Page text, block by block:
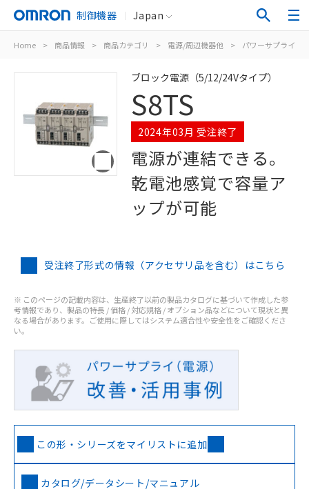
制御機器 Japan
Home > 商品情報 > 商品カテゴリ > 電源/周辺機器他 > パワーサプライ（
ブロック電源（5/12/24Vタイプ）
S8TS
2024年03月 受注終了
電源が連結できる。
乾電池感覚で容量ア
ップが可能
受注終了形式の情報（アクセサリ品を含む）はこちら
※ このページの記載内容は、生産終了以前の製品カタログに基づいて作成した参
考情報であり、製品の特長 / 価格 / 対応規格 / オプション品などについて現状と異
なる場合があります。ご使用に際してはシステム適合性や安全性をご確認くださ
い。
この形・シリーズをマイリストに追加
カタログ/データシート/マニュアル